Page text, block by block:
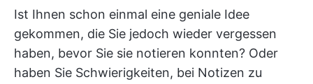
Ist Ihnen schon einmal eine geniale Idee
gekommen, die Sie jedoch wieder vergessen
haben, bevor Sie sie notieren konnten? Oder
haben Sie Schwierigkeiten, bei Notizen zu